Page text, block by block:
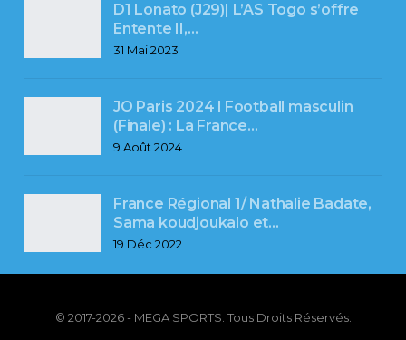
D1 Lonato (J29)| L’AS Togo s’offre
Entente II,…
31 Mai 2023
JO Paris 2024 l Football masculin
(Finale) : La France…
9 Août 2024
France Régional 1/ Nathalie Badate,
Sama koudjoukalo et…
19 Déc 2022
© 2017-2026 - MEGA SPORTS. Tous Droits Réservés.